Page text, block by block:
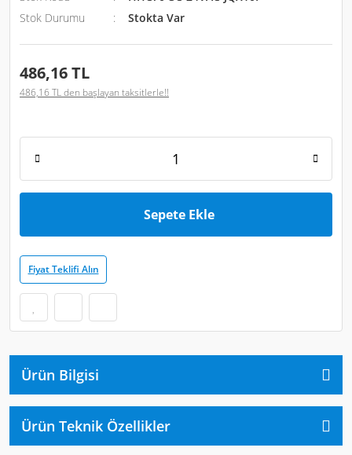
Stok Durumu
Stokta Var
486,16 TL
486,16 TL den başlayan taksitlerle!!
Sepete Ekle
Fiyat Teklifi Alın
Ürün Bilgisi
Ürün Teknik Özellikler